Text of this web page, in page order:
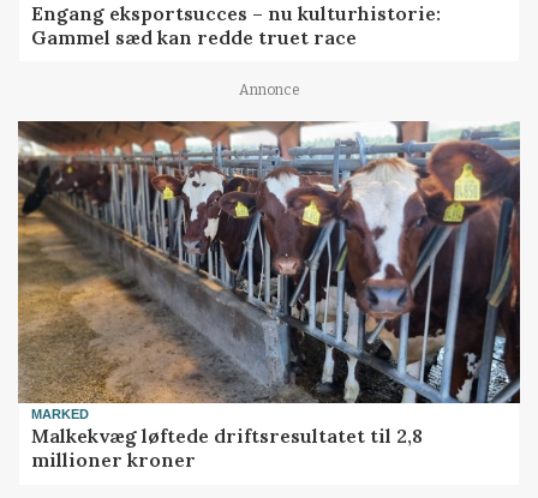
Engang eksportsucces – nu kulturhistorie:
Gammel sæd kan redde truet race
Annonce
MARKED
Malkekvæg løftede driftsresultatet til 2,8
millioner kroner